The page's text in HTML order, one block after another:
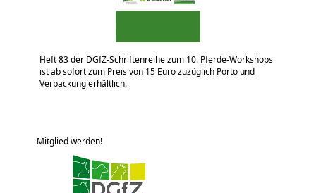
Heft 83 der DGfZ-Schriftenreihe zum 10. Pferde-Workshops
ist ab sofort zum Preis von 15 Euro zuzüglich Porto und
Verpackung erhältlich.
Mitglied werden!